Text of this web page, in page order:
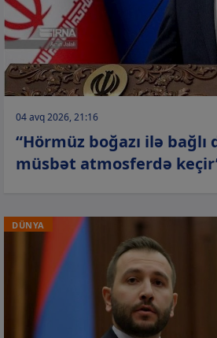
04 avq 2026, 21:16
“Hörmüz boğazı ilə bağlı
müsbət atmosferdə
DÜNYA